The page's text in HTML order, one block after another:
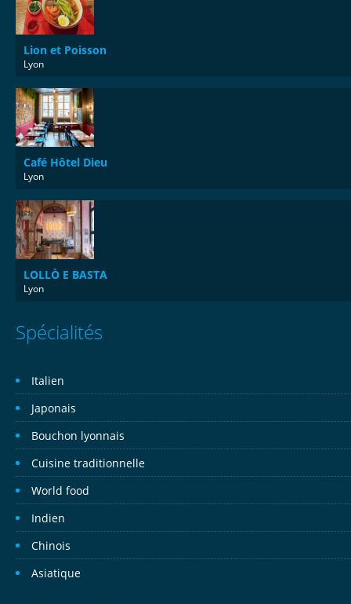
Lion et Poisson
Lyon
Café Hôtel Dieu
Lyon
LOLLÒ E BASTA
Lyon
Spécialités
Italien
Japonais
Bouchon lyonnais
Cuisine traditionnelle
World food
Indien
Chinois
Asiatique